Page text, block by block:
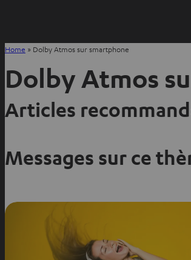
Home » Dolby Atmos sur smartphone
Dolby Atmos
Articles
Messages sur ce